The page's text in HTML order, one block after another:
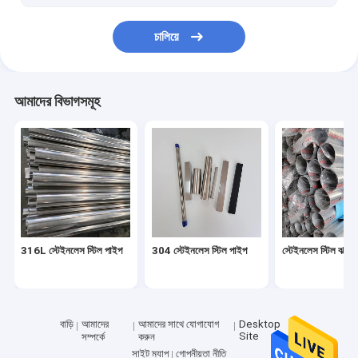
চালিয়ে
আমাদের বিভাগসমূহ
316L স্টেইনলেস স্টিল পাইপ 304 স্টেইনলেস স্টিল পাইপ স্টেইনলেস স্টিল
বাড়ি
আমাদের
সম্পর্কে
আমাদের সাথে যোগাযোগ
করুন
Desktop
Site
সাইট ম্যাপ
গোপনীয়তা নীতি